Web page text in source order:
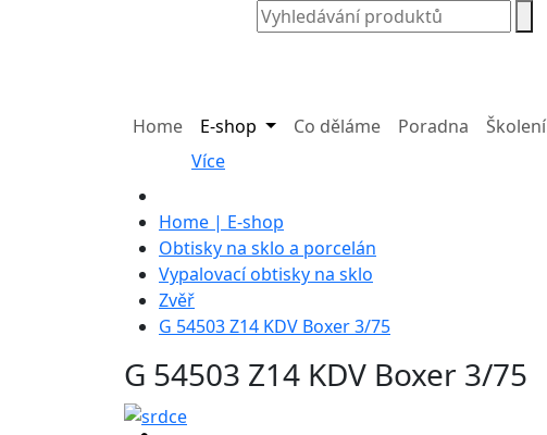
Home
E-shop
Více
Co děláme Poradna Školení
Home | E-shop
Obtisky na sklo a porcelán
Vypalovací obtisky na sklo
Zvěř
G 54503 Z14 KDV Boxer 3/75
G 54503 Z14 KDV Boxer 3/75